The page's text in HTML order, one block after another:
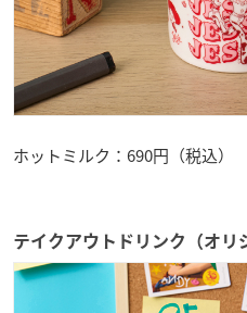
ホットミルク：690円（税込）
テイクアウトドリンク（オリ